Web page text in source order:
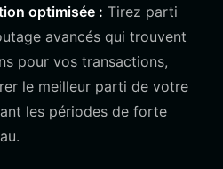
optimisée : Tirez parti
avancés qui trouvent
pour vos transactions,
le meilleur parti de votre
les périodes de forte